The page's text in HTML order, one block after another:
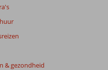
& gezondheid